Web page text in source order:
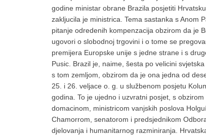
godine ministar obrane Brazila posjetiti
zakljucila je ministrica. Tema sastanka s Anom
pitanje odredenih kompenzacija obzirom da je
ugovori o slobodnoj trgovini i o tome se
premijera Europske unije s jedne strane i s
Pusic. Brazil je, naime, šesta po velicini
s tom zemljom, obzirom da je ona jedna od
25. i 26. veljace o. g. u službenom posjetu
godina. To je ujedno i uzvratni posjet, s
domacinom, ministricom vanjskih poslova
Chamorrom, senatorom i predsjednikom
djelovanja i humanitarnog razminiranja.